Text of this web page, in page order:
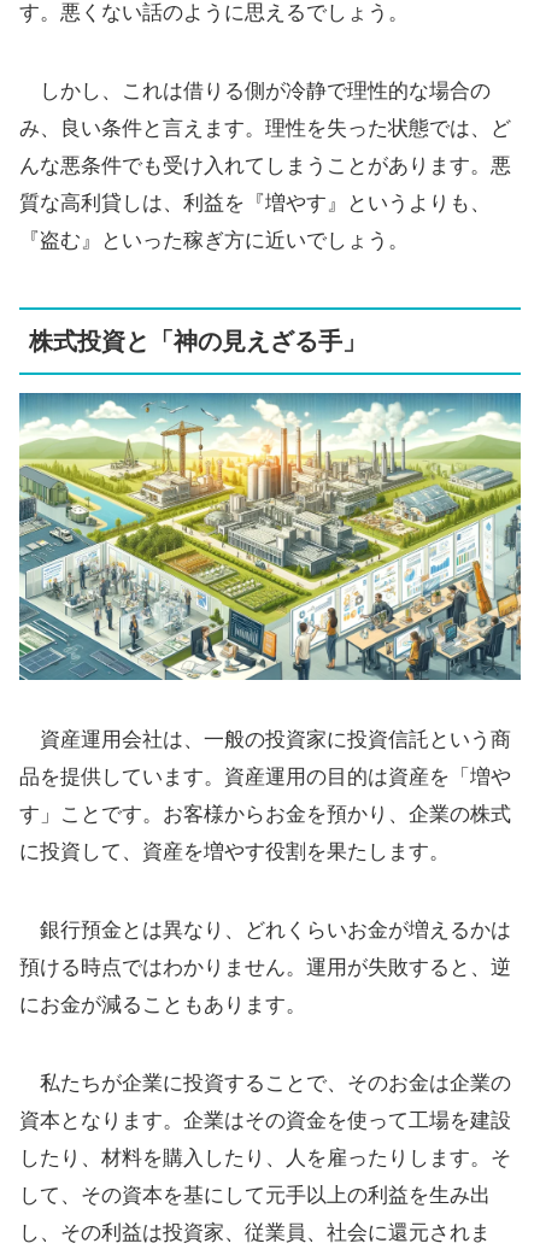
す。悪くない話のように思えるでしょう。
しかし、これは借りる側が冷静で理性的な場合の
み、良い条件と言えます。理性を失った状態では、ど
んな悪条件でも受け入れてしまうことがあります。悪
質な高利貸しは、利益を『増やす』というよりも、
『盗む』といった稼ぎ方に近いでしょう。
株式投資と「神の見えざる手」
資産運用会社は、一般の投資家に投資信託という商
品を提供しています。資産運用の目的は資産を「増や
す」ことです。お客様からお金を預かり、企業の株式
に投資して、資産を増やす役割を果たします。
銀行預金とは異なり、どれくらいお金が増えるかは
預ける時点ではわかりません。運用が失敗すると、逆
にお金が減ることもあります。
私たちが企業に投資することで、そのお金は企業の
資本となります。企業はその資金を使って工場を建設
したり、材料を購入したり、人を雇ったりします。そ
して、その資本を基にして元手以上の利益を生み出
し、その利益は投資家、従業員、社会に還元されま